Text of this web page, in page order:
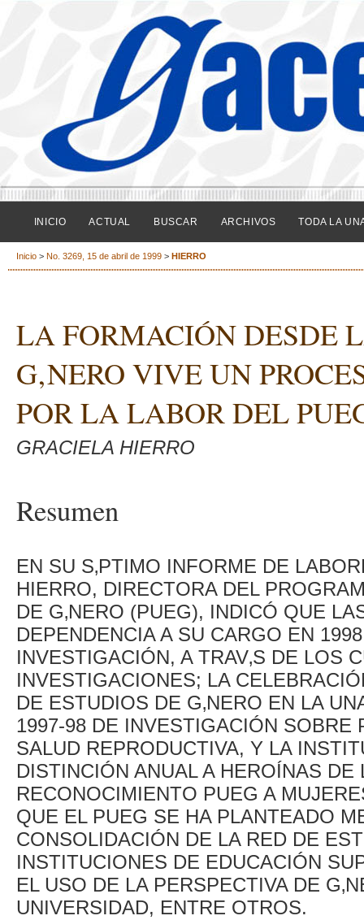
INICIO ACTUAL BUSCAR ARCHIVOS TODA LA
Inicio > No. 3269, 15 de abril de 1999 > HIERRO
LA FORMACIÓN DESDE
G‚NERO VIVE UN
POR LA LABOR DEL
GRACIELA HIERRO
Resumen
EN SU S‚PTIMO INFORME DE
HIERRO, DIRECTORA DEL
DE G‚NERO (PUEG), INDICÓ QUE
DEPENDENCIA A SU CARGO EN
INVESTIGACIÓN, A TRAV‚S DE LOS
INVESTIGACIONES; LA
DE ESTUDIOS DE G‚NERO EN LA
1997-98 DE INVESTIGACIÓN SOBRE
SALUD REPRODUCTIVA, Y LA
DISTINCIÓN ANUAL A HEROÍNAS
RECONOCIMIENTO PUEG A
QUE EL PUEG SE HA PLANTEADO
CONSOLIDACIÓN DE LA RED DE
INSTITUCIONES DE EDUCACIÓN
EL USO DE LA PERSPECTIVA DE
UNIVERSIDAD, ENTRE OTROS.